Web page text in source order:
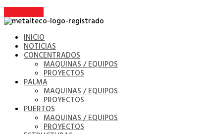
INICIO
NOTICIAS
CONCENTRADOS
MAQUINAS / EQUIPOS
PROYECTOS
PALMA
MAQUINAS / EQUIPOS
PROYECTOS
PUERTOS
MAQUINAS / EQUIPOS
PROYECTOS